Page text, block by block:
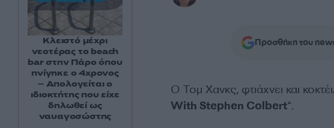
Προσθήκη του
Ο Τομ Χανκς, φτιάχνει και
With Stephen Colbert“.
Κλειστό μέχρι
νεοτέρας το beach
bar στην Πάρο όπου
πνίγηκε ο 4χρονος
– Απολογείται ο
ιδιοκτήτης που είχε
δηλωθεί ως
ναυαγοσώστης